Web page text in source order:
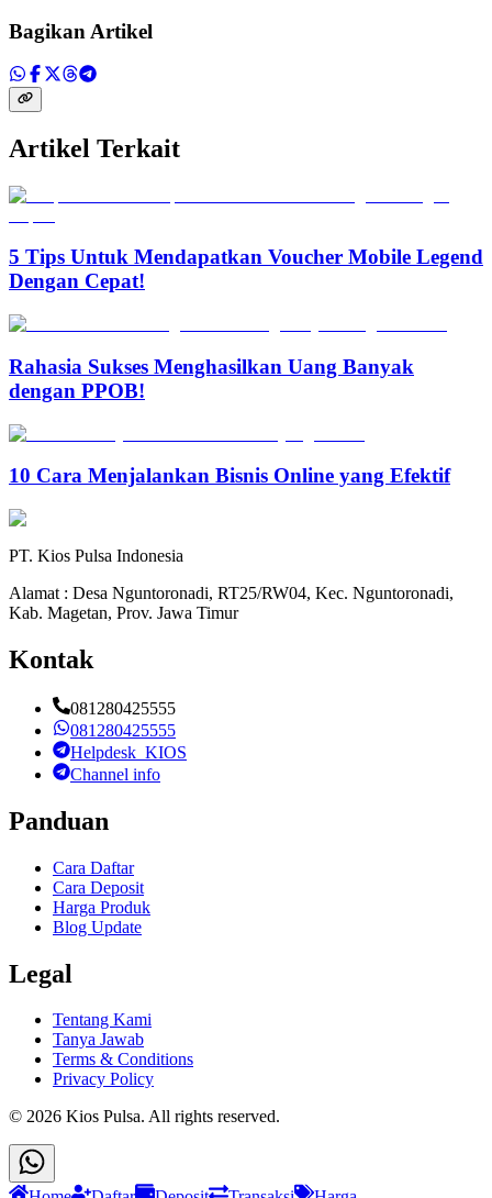
Bagikan Artikel
Artikel Terkait
5 Tips Untuk Mendapatkan Voucher Mobile Legend
Dengan Cepat!
Rahasia Sukses Menghasilkan Uang Banyak
dengan PPOB!
10 Cara Menjalankan Bisnis Online yang Efektif
PT. Kios Pulsa Indonesia
Alamat : Desa Nguntoronadi, RT25/RW04, Kec. Nguntoronadi,
Kab. Magetan, Prov. Jawa Timur
Kontak
081280425555
081280425555
Helpdesk_KIOS
Channel info
Panduan
Cara Daftar
Cara Deposit
Harga Produk
Blog Update
Legal
Tentang Kami
Tanya Jawab
Terms & Conditions
Privacy Policy
© 2026 Kios Pulsa. All rights reserved.